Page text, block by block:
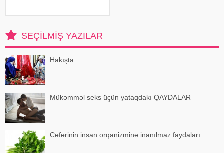
SEÇILMIŞ YAZILAR
Hakışta
Mükəmməl seks üçün yataqdakı QAYDALAR
Cəfərinin insan orqanizminə inanılmaz faydaları